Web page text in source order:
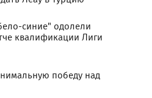
синие" одолели
квалификации Лиги
победу над